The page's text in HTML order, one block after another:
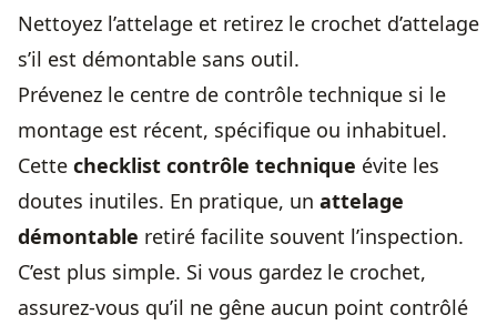
Nettoyez l’attelage et retirez le crochet d’attelage
s’il est démontable sans outil.
Prévenez le centre de contrôle technique si le
montage est récent, spécifique ou inhabituel.
Cette checklist contrôle technique évite les
doutes inutiles. En pratique, un attelage
démontable retiré facilite souvent l’inspection.
C’est plus simple. Si vous gardez le crochet,
assurez-vous qu’il ne gêne aucun point contrôlé